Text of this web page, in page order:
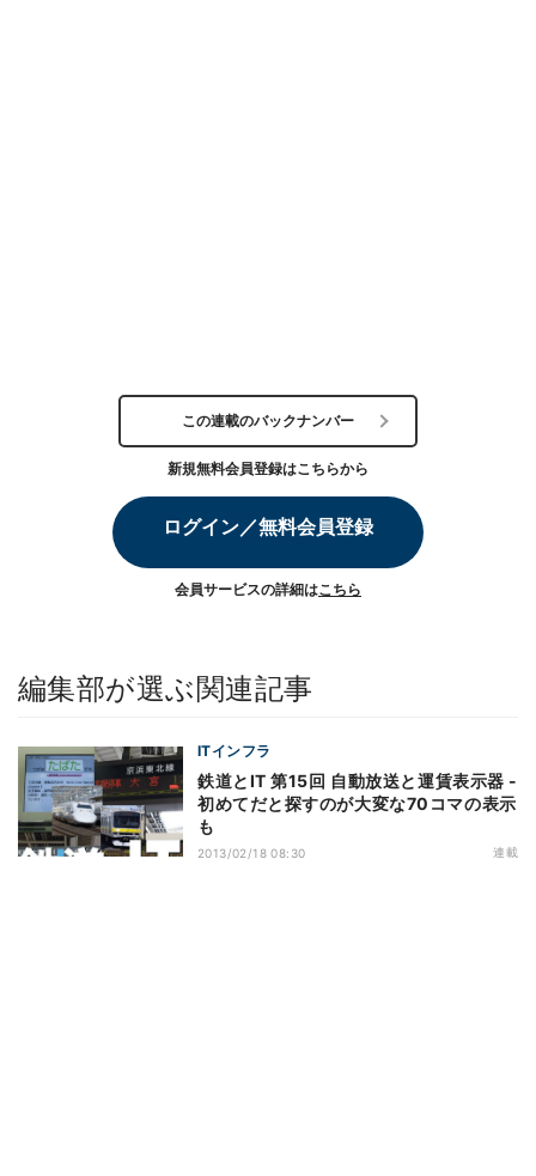
この連載のバックナンバー
新規無料会員登録はこちらから
ログイン／無料会員登録
会員サービスの詳細はこちら
編集部が選ぶ関連記事
ITインフラ
鉄道とIT 第15回 自動放送と運賃表示器 -
初めてだと探すのが大変な70コマの表示
も
2013/02/18 08:30 連載